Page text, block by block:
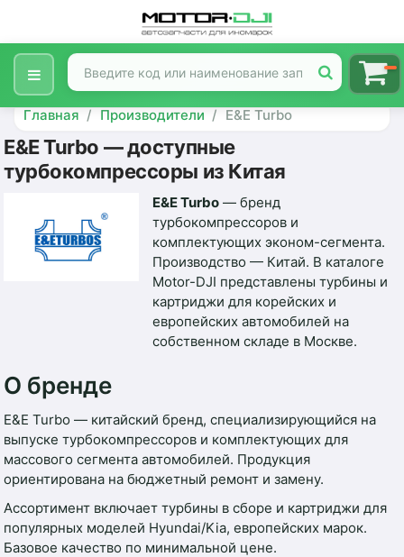
Главная Производители E&E Turbo
E&E Turbo — доступные
турбокомпрессоры из Китая
E&E Turbo — бренд
турбокомпрессоров и
комплектующих эконом-сегмента.
Производство — Китай. В каталоге
Motor-DJI представлены турбины и
картриджи для корейских и
европейских автомобилей на
собственном складе в Москве.
О бренде
E&E Turbo — китайский бренд, специализирующийся на
выпуске турбокомпрессоров и комплектующих для
массового сегмента автомобилей. Продукция
ориентирована на бюджетный ремонт и замену.
Ассортимент включает турбины в сборе и картриджи для
популярных моделей Hyundai/Kia, европейских марок.
Базовое качество по минимальной цене.